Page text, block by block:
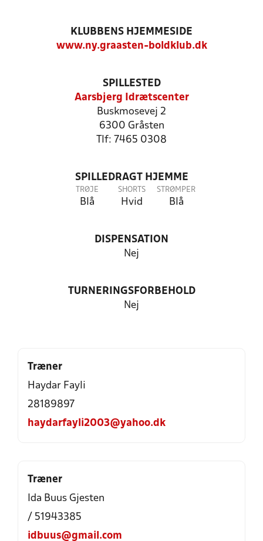
KLUBBENS HJEMMESIDE
www.ny.graasten-boldklub.dk
SPILLESTED
Aarsbjerg Idrætscenter
Buskmosevej 2
6300 Gråsten
Tlf: 7465 0308
SPILLEDRAGT HJEMME
TRØJE
Blå
SHORTS
Hvid
STRØMPER
Blå
DISPENSATION
Nej
TURNERINGSFORBEHOLD
Nej
Træner
Haydar Fayli
28189897
haydarfayli2003@yahoo.dk
Træner
Ida Buus Gjesten
/ 51943385
idbuus@gmail.com